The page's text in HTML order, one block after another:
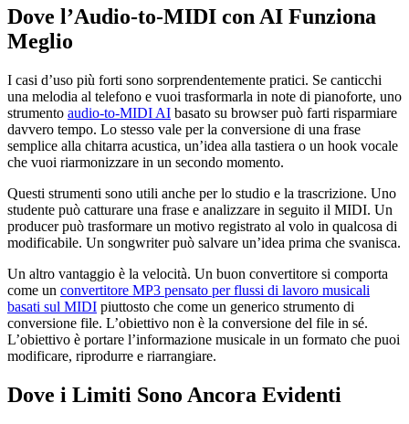
Dove l’Audio‑to‑MIDI con AI Funziona
Meglio
I casi d’uso più forti sono sorprendentemente pratici. Se canticchi
una melodia al telefono e vuoi trasformarla in note di pianoforte, uno
strumento audio‑to‑MIDI AI basato su browser può farti risparmiare
davvero tempo. Lo stesso vale per la conversione di una frase
semplice alla chitarra acustica, un’idea alla tastiera o un hook vocale
che vuoi riarmonizzare in un secondo momento.
Questi strumenti sono utili anche per lo studio e la trascrizione. Uno
studente può catturare una frase e analizzare in seguito il MIDI. Un
producer può trasformare un motivo registrato al volo in qualcosa di
modificabile. Un songwriter può salvare un’idea prima che svanisca.
Un altro vantaggio è la velocità. Un buon convertitore si comporta
come un convertitore MP3 pensato per flussi di lavoro musicali
basati sul MIDI piuttosto che come un generico strumento di
conversione file. L’obiettivo non è la conversione del file in sé.
L’obiettivo è portare l’informazione musicale in un formato che puoi
modificare, riprodurre e riarrangiare.
Dove i Limiti Sono Ancora Evidenti